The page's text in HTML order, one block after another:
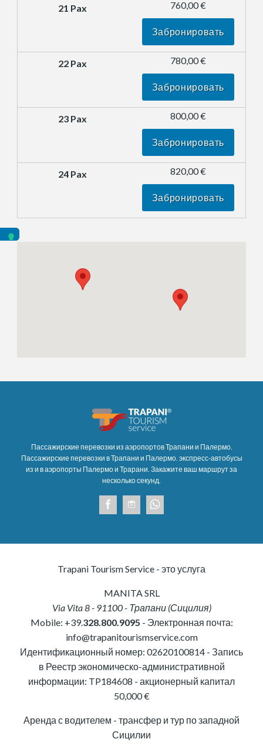
760,00 €
Забронировать
780,00 €
Забронировать
800,00 €
Забронировать
820,00 €
Забронировать
Пассажирские перевозки из аэропортов Трапани и Палермо.
Пассажирские перевозки в Трапани и Палермо. экспресс-автобусы
из и в аэропорты Палермо и Трарани. Закажите ваш маршрут за
несколько секунд.
Trapani Tourism Service - это услуга
MANITA SRL
Via Vita 8- 91100- Трапани(Сицилия)
Mobile: +39.328.800.9095 - Электронная почта:
info@trapanitourismservice.com
Идентификационный номер: 02620100814 - Запись
в Реестр экономическо-административной
информации: TP184608 - акционерный капитал
50,000 €
Аренда с водителем - трансфер и тур по западной
Сицилии